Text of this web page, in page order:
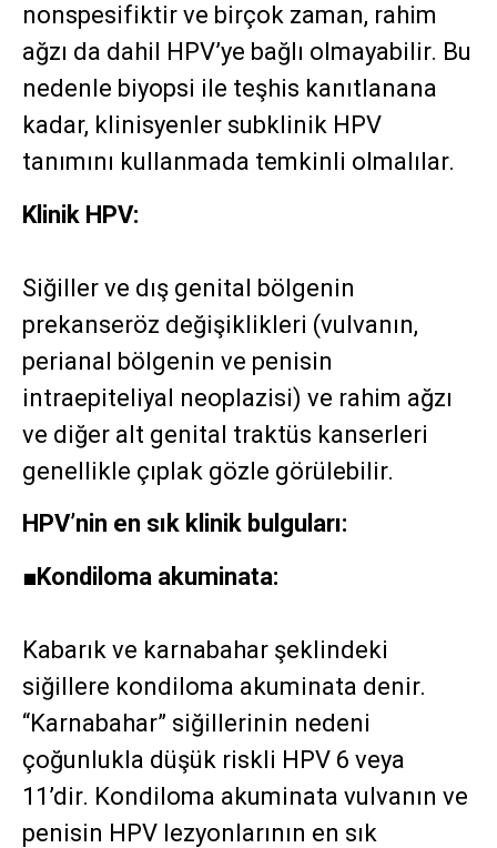
nonspesifiktir ve birçok zaman, rahim
ağzı da dahil HPV’ye bağlı olmayabilir. Bu
nedenle biyopsi ile teşhis kanıtlanana
kadar, klinisyenler subklinik HPV
tanımını kullanmada temkinli olmalılar.
Klinik HPV:
Siğiller ve dış genital bölgenin
prekanseröz değişiklikleri (vulvanın,
perianal bölgenin ve penisin
intraepiteliyal neoplazisi) ve rahim ağzı
ve diğer alt genital traktüs kanserleri
genellikle çıplak gözle görülebilir.
HPV’nin en sık klinik bulguları:
■Kondiloma akuminata:
Kabarık ve karnabahar şeklindeki
siğillere kondiloma akuminata denir.
“Karnabahar” siğillerinin nedeni
çoğunlukla düşük riskli HPV 6 veya
11’dir. Kondiloma akuminata vulvanın ve
penisin HPV lezyonlarının en sık